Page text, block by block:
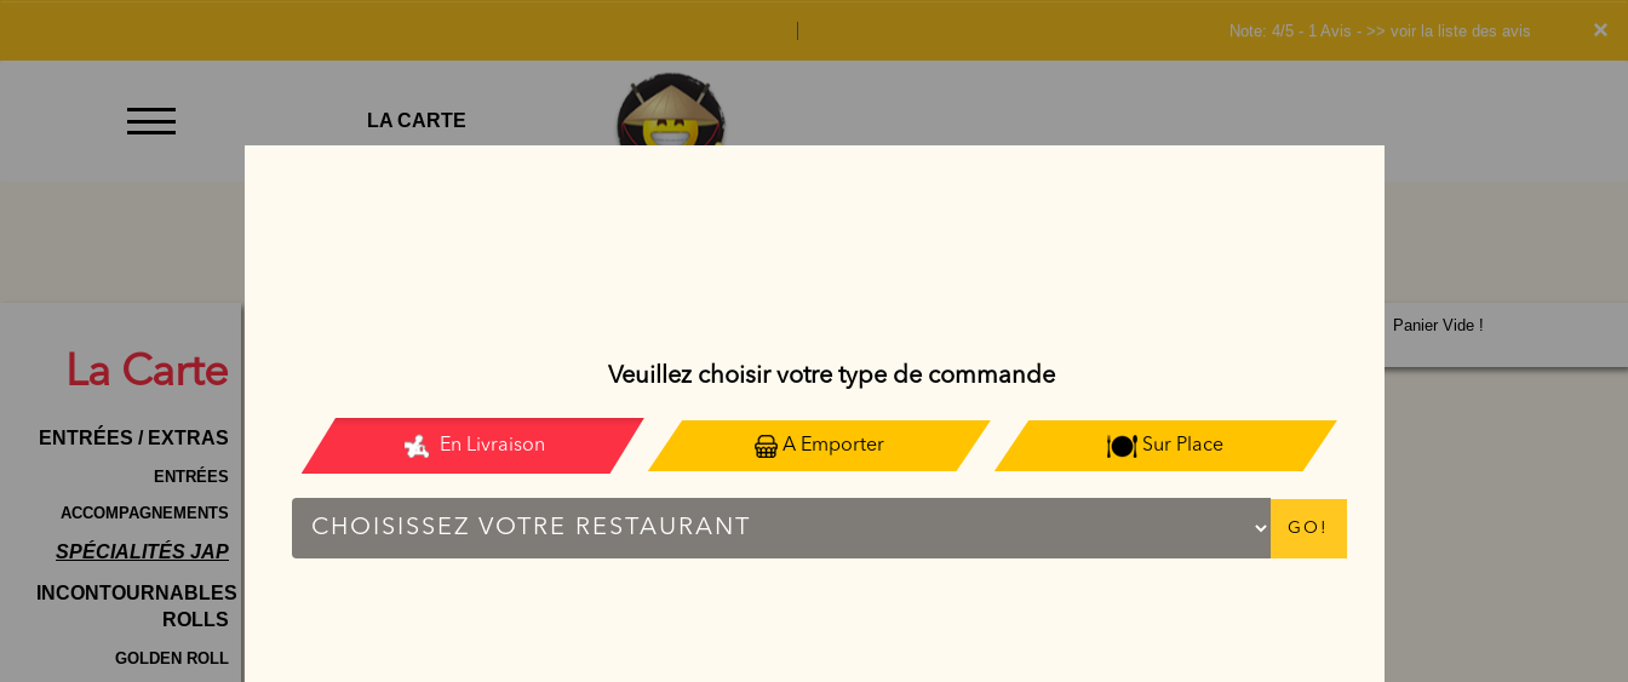
×
Note: 4/5 - 1 Avis - >> voir la liste des avis
Emporter
Contact
Mentions
Légales
Programme
De
Fidélité
LA CARTE
La Carte
ENTRÉES / EXTRAS
ENTRÉES
ACCOMPAGNEMENTS
SPÉCIALITÉS JAP
INCONTOURNABLES
ROLLS
GOLDEN ROLL
Panier Vide !